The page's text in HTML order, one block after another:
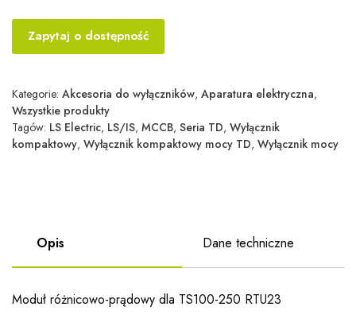
Zapytaj o dostępność
Kategorie: Akcesoria do wyłączników, Aparatura elektryczna,
Wszystkie produkty
Tagów: LS Electric, LS/IS, MCCB, Seria TD, Wyłącznik
kompaktowy, Wyłącznik kompaktowy mocy TD, Wyłącznik mocy
Opis Dane techniczne
Moduł różnicowo-prądowy dla TS100-250 RTU23